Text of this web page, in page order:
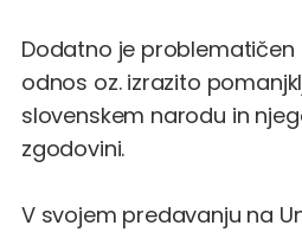
Dodatno je problematičen
odnos oz. izrazito
slovenskem narodu in
zgodovini.
V svojem predavanju na